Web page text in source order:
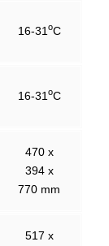
16-31 oC
16-31 oC
470 x
394 x
770 mm
517 x